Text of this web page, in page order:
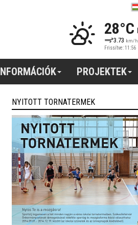
28°C
3.73 km/h
Frissítve: 11:56
PROJEKTEK
NYITOTT TORNATERMEK